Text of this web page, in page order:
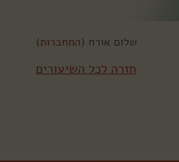
שלום אורח (התחברות)
חזרה לכל השיעורים